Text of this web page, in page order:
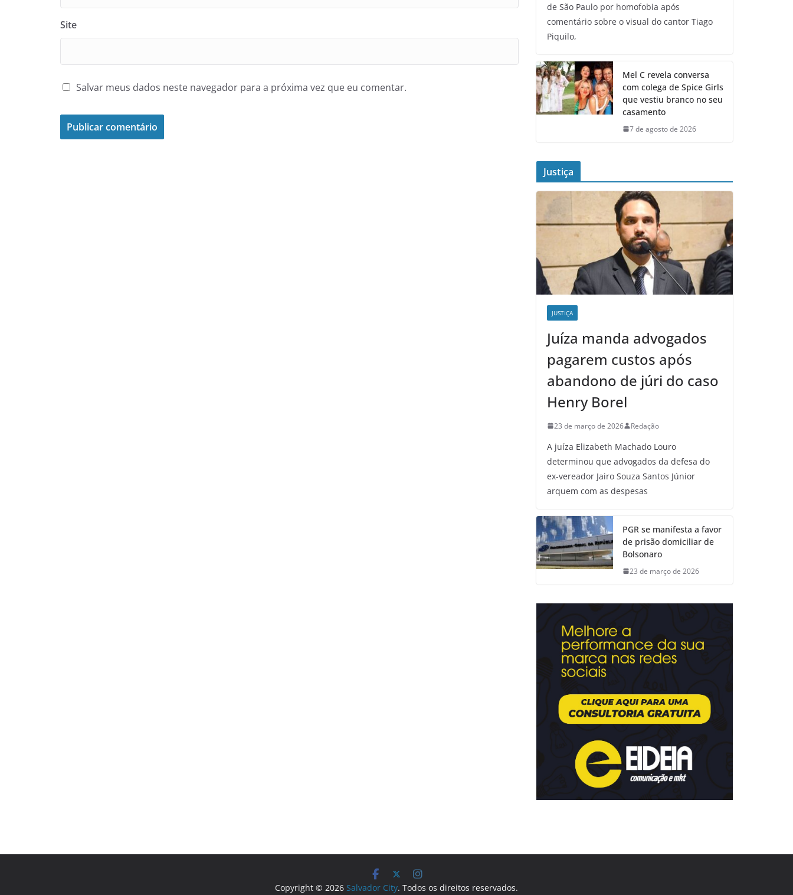
Site
Salvar meus dados neste navegador para a próxima vez que eu comentar.
de São Paulo por homofobia após
comentário sobre o visual do cantor Tiago
Piquilo,
Mel C revela conversa
com colega de Spice Girls
que vestiu branco no seu
casamento
7 de agosto de 2026
Justiça
JUSTIÇA
Juíza manda advogados
pagarem custos após
abandono de júri do caso
Henry Borel
23 de março de 2026 Redação
A juíza Elizabeth Machado Louro
determinou que advogados da defesa do
ex-vereador Jairo Souza Santos Júnior
arquem com as despesas
PGR se manifesta a favor
de prisão domiciliar de
Bolsonaro
23 de março de 2026
Copyright © 2026 Salvador City. Todos os direitos reservados.